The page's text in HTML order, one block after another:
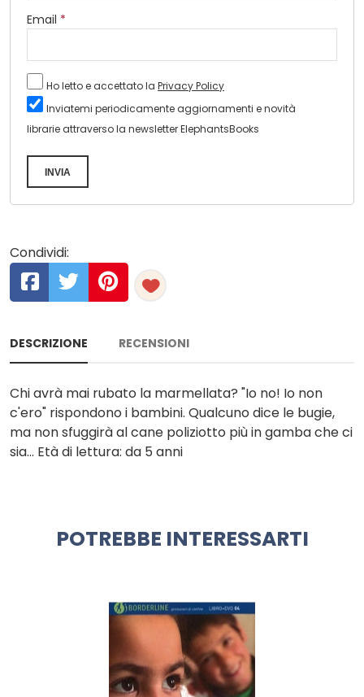
Email *
Ho letto e accettato la Privacy Policy
Inviatemi periodicamente aggiornamenti e novità
librarie attraverso la newsletter ElephantsBooks
INVIA
Condividi:
DESCRIZIONE RECENSIONI
Chi avrà mai rubato la marmellata? "Io no! Io non
c'ero" rispondono i bambini. Qualcuno dice le bugie,
ma non sfuggirà al cane poliziotto più in gamba che ci
sia... Età di lettura: da 5 anni
POTREBBE INTERESSARTI